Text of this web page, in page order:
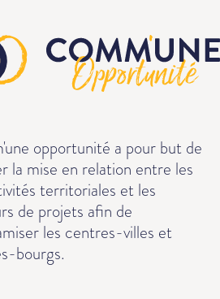
opportunité a pour but de
la mise en relation entre les
territoriales et les
de projets afin de
les centres-villes et
bourgs.